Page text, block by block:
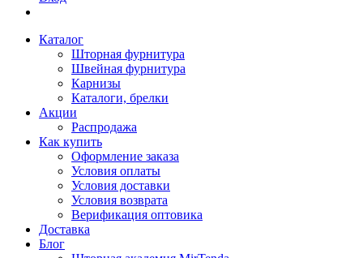
Каталог
Шторная фурнитура
Швейная фурнитура
Карнизы
Каталоги, брелки
Акции
Распродажа
Как купить
Оформление заказа
Условия оплаты
Условия доставки
Условия возврата
Верификация оптовика
Доставка
Блог